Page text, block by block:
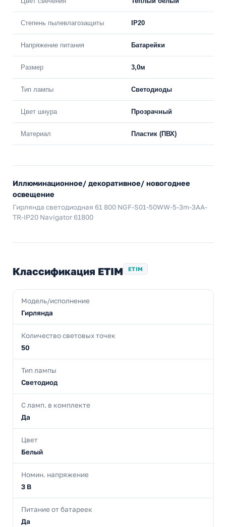
Степень пылевлагозащиты IP20
Напряжение питания Батарейки
Размер 3,0м
Тип лампы Светодиоды
Цвет шнура Прозрачный
Материал Пластик (ПВХ)
Иллюминационное/ декоративное/ новогоднее
освещение
Гирлянда светодиодная 61 800 NGF-S01-50WW-5-3m-3AA-
TR-IP20 Navigator 61800
Классификация ETIM ETIM
Модель/исполнение
Гирлянда
Количество световых точек
50
Тип лампы
Светодиод
С ламп. в комплекте
Да
Цвет
Белый
Номин. напряжение
3 В
Питание от батареек
Да